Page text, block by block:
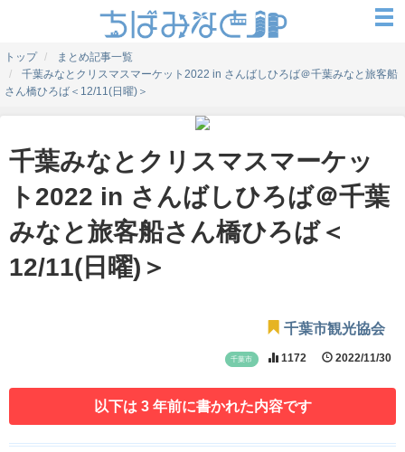
トップ
まとめ記事一覧
千葉みなとクリスマスマーケット2022 in さんばしひろば＠千葉みなと旅客船
さん橋ひろば＜12/11(日曜)＞
千葉みなとクリスマスマーケッ
ト2022 in さんばしひろば＠千葉
みなと旅客船さん橋ひろば＜
12/11(日曜)＞
千葉市観光協会
千葉市 1172 2022/11/30
以下は 3 年前に書かれた内容です